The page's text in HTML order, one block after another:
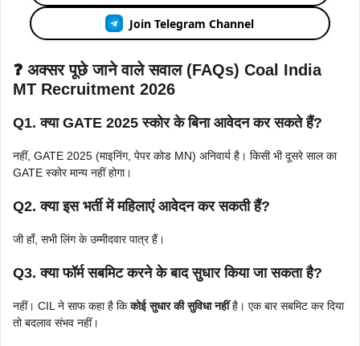
Join Telegram Channel
❓ अक्सर पूछे जाने वाले सवाल (FAQs) Coal India
MT Recruitment 2026
Q1. क्या GATE 2025 स्कोर के बिना आवेदन कर सकते हैं?
नहीं, GATE 2025 (माइनिंग, पेपर कोड MN) अनिवार्य है। किसी भी दूसरे साल का
GATE स्कोर मान्य नहीं होगा।
Q2. क्या इस भर्ती में महिलाएं आवेदन कर सकती हैं?
जी हाँ, सभी लिंग के उम्मीदवार पात्र हैं।
Q3. क्या फॉर्म सबमिट करने के बाद सुधार किया जा सकता है?
नहीं। CIL ने साफ कहा है किकोई सुधार की सुविधा नहींहै। एक बार सबमिट कर दिया
तो बदलाव संभव नहीं।